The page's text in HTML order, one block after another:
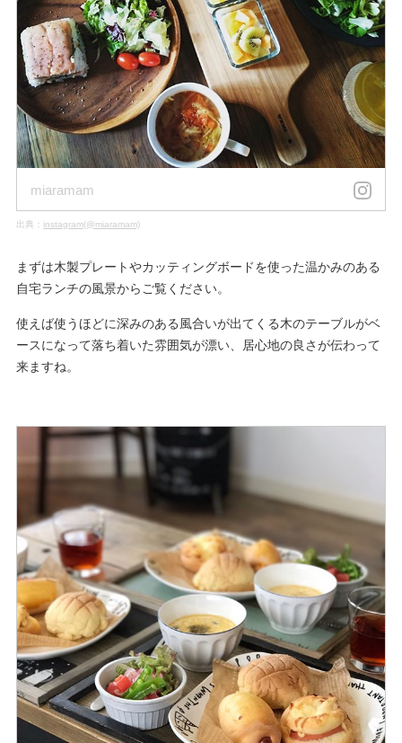
miaramam
出典： instagram(@miaramam)
まずは木製プレートやカッティングボードを使った温かみのある
自宅ランチの風景からご覧ください。
使えば使うほどに深みのある風合いが出てくる木のテーブルがベ
ースになって落ち着いた雰囲気が漂い、居心地の良さが伝わって
来ますね。